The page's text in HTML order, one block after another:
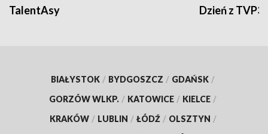
TalentAsy Dzień z TVP3
BIAŁYSTOK / BYDGOSZCZ / GDAŃSK /
GORZÓW WLKP. / KATOWICE / KIELCE /
KRAKÓW / LUBLIN / ŁÓDŹ / OLSZTYN /